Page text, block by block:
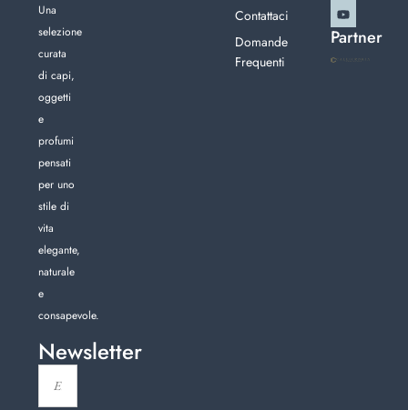
Una
selezione
curata
di capi,
oggetti
e
profumi
pensati
per uno
stile di
vita
elegante,
naturale
e
consapevole.
Newsletter
Contattaci
Domande
Frequenti
Partner